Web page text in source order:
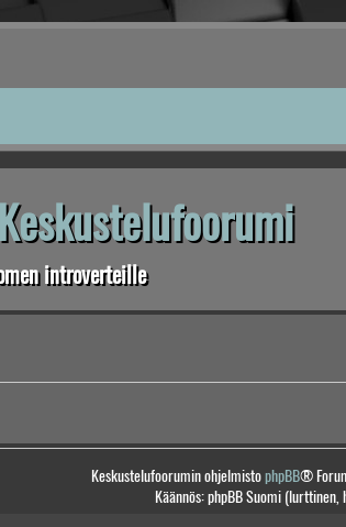
introverteille
Keskustelufoorumin ohjelmistophpBB®
Käännös: phpBB Suomi